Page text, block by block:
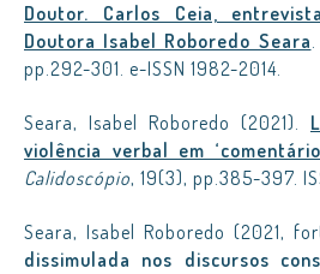
Doutor. Carlos Ceia,
Doutora Isabel Roboredo Seara.
pp.292-301. e-ISSN 1982-2014.
Seara, Isabel Roboredo (2021).
violência verbal em
Calidoscópio, 19(3), pp.385-397.
Seara, Isabel Roboredo (2021,
dissimulada nos discursos